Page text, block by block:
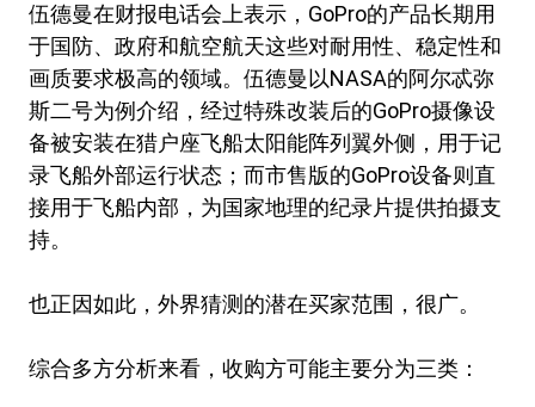
伍德曼在财报电话会上表示，GoPro的产品长期用
于国防、政府和航空航天这些对耐用性、稳定性和
画质要求极高的领域。伍德曼以NASA的阿尔忒弥
斯二号为例介绍，经过特殊改装后的GoPro摄像设
备被安装在猎户座飞船太阳能阵列翼外侧，用于记
录飞船外部运行状态；而市售版的GoPro设备则直
接用于飞船内部，为国家地理的纪录片提供拍摄支
持。
也正因如此，外界猜测的潜在买家范围，很广。
综合多方分析来看，收购方可能主要分为三类：